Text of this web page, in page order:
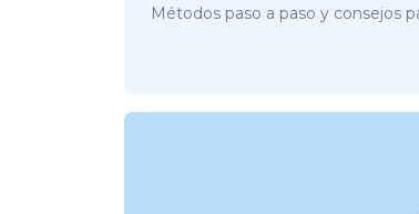
Métodos paso a paso y consejos